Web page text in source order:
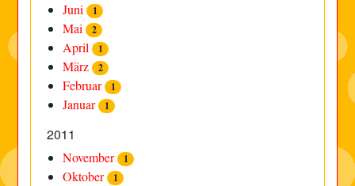
Juni 1
Mai 2
April 1
März 2
Februar 1
Januar 1
2011
November 1
Oktober 1